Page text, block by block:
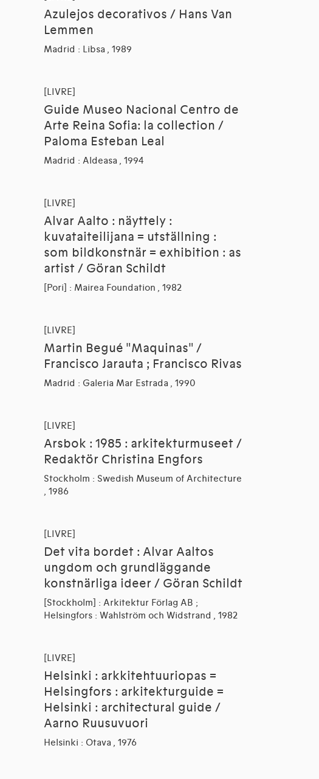
Azulejos decorativos / Hans Van
Lemmen
Madrid : Libsa , 1989
[LIVRE]
Guide Museo Nacional Centro de
Arte Reina Sofia: la collection /
Paloma Esteban Leal
Madrid : Aldeasa , 1994
[LIVRE]
Alvar Aalto : näyttely :
kuvataiteilijana = utställning :
som bildkonstnär = exhibition : as
artist / Göran Schildt
[Pori] : Mairea Foundation , 1982
[LIVRE]
Martin Begué "Maquinas" /
Francisco Jarauta ; Francisco Rivas
Madrid : Galeria Mar Estrada , 1990
[LIVRE]
Arsbok : 1985 : arkitekturmuseet /
Redaktör Christina Engfors
Stockholm : Swedish Museum of Architecture
, 1986
[LIVRE]
Det vita bordet : Alvar Aaltos
ungdom och grundläggande
konstnärliga ideer / Göran Schildt
[Stockholm] : Arkitektur Förlag AB ;
Helsingfors : Wahlström och Widstrand , 1982
[LIVRE]
Helsinki : arkkitehtuuriopas =
Helsingfors : arkitekturguide =
Helsinki : architectural guide /
Aarno Ruusuvuori
Helsinki : Otava , 1976